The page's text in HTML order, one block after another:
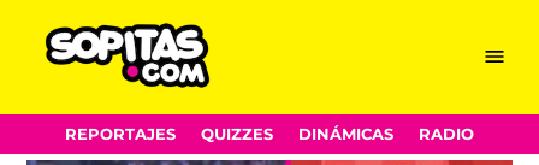
Skip
to
Menu
REPORTAJES QUIZZES DINÁMICAS RADIO